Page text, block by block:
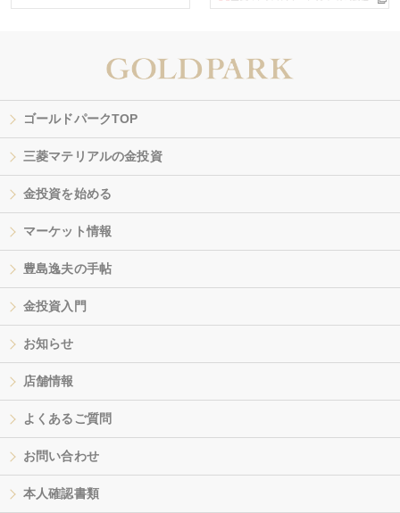
ゴールドパークTOP
三菱マテリアルの金投資
金投資を始める
マーケット情報
豊島逸夫の手帖
金投資入門
お知らせ
店舗情報
よくあるご質問
お問い合わせ
本人確認書類